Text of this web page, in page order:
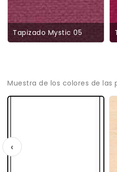
Tapizado Mystic 05
Muestra de los colores de las
‹